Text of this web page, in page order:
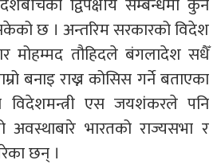
छ । अन्तरिम सरकारको विदेश
मोहम्मद तौहिदले बंगलादेश सधैँ
बनाइ राख्न कोसिस गर्ने बताएका
एस जयशंकरले पनि
भारतको राज्यसभा र
छन् ।